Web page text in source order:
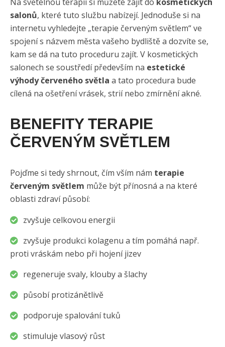
salonů, které tuto službu nabízejí. Jednoduše si na
internetu vyhledejte „terapie červeným světlem“ ve
spojení s názvem města vašeho bydliště a dozvíte se,
kam se dá na tuto proceduru zajít. V kosmetických
salonech se soustředí především na estetické
výhody červeného světla a tato procedura bude
cílená na ošetření vrásek, strií nebo zmírnění akné.
BENEFITY TERAPIE
ČERVENÝM SVĚTLEM
Pojďme si tedy shrnout, čím vším nám terapie
červeným světlem může být přínosná a na které
oblasti zdraví působí:
zvyšuje celkovou energii
zvyšuje produkci kolagenu a tím pomáhá např.
proti vráskám nebo při hojení jizev
regeneruje svaly, klouby a šlachy
působí protizánětlivě
podporuje spalování tuků
stimuluje vlasový růst